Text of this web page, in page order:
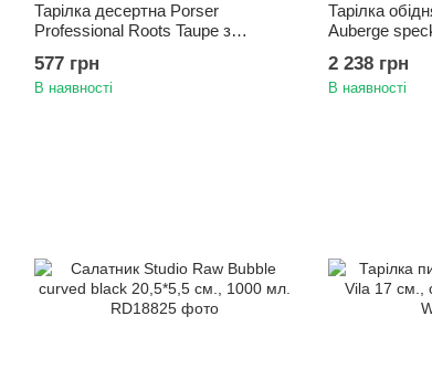
Тарілка десертна Porser
Professional Roots Taupe з
577 грн
В наявності
Тарілка
Auberge
2 238 грн
В наявності